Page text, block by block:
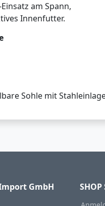
am Spann,
Innenfutter.
Sohle mit
GmbH SHOP